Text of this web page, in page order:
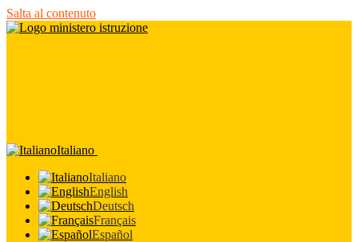
Salta al contenuto
Italiano
Italiano
English
Deutsch
Français
Español